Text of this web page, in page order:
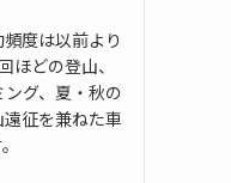
度は以前より
ほどの登山、
グ、夏・秋の
征を兼ねた車